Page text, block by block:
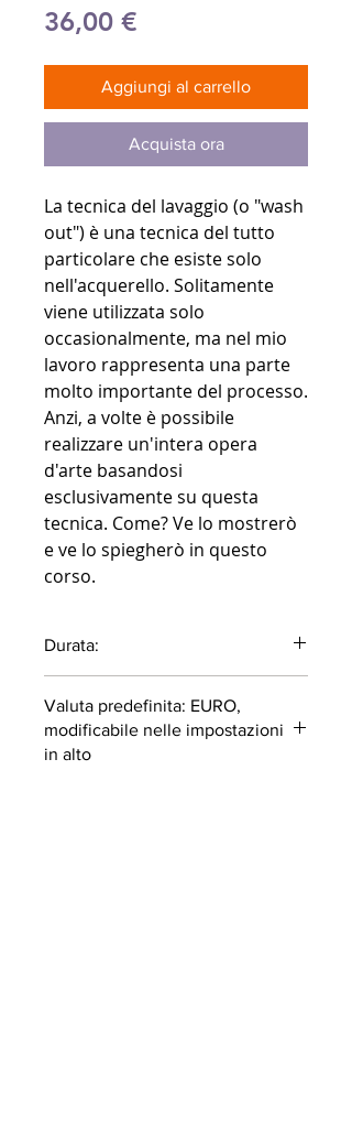
36,00 €
Aggiungi al carrello
Acquista ora
La tecnica del lavaggio (o "wash
out") è una tecnica del tutto
particolare che esiste solo
nell'acquerello. Solitamente
viene utilizzata solo
occasionalmente, ma nel mio
lavoro rappresenta una parte
molto importante del processo.
Anzi, a volte è possibile
realizzare un'intera opera
d'arte basandosi
esclusivamente su questa
tecnica. Come? Ve lo mostrerò
e ve lo spiegherò in questo
corso.
Durata:
Valuta predefinita: EURO,
modificabile nelle impostazioni
in alto